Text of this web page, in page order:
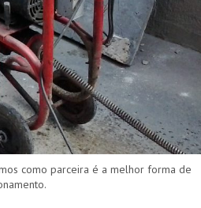
como parceira é a melhor forma de